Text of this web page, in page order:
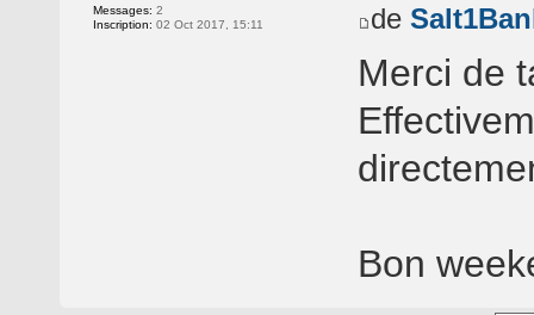
Messages: 2
Inscription: 02 Oct 2017, 15:11 de
Merci de
Bon